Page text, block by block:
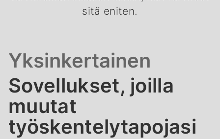
sitä eniten.
Yksinkertainen
Sovellukset, joilla
muutat
työskentelytapojasi